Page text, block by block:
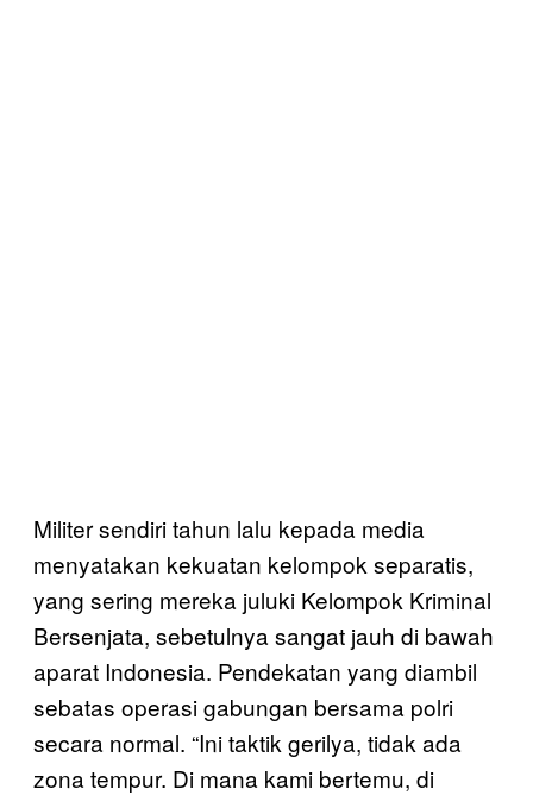
Militer sendiri tahun lalu kepada media
menyatakan kekuatan kelompok separatis,
yang sering mereka juluki Kelompok Kriminal
Bersenjata, sebetulnya sangat jauh di bawah
aparat Indonesia. Pendekatan yang diambil
sebatas operasi gabungan bersama polri
secara normal. “Ini taktik gerilya, tidak ada
zona tempur. Di mana kami bertemu, di